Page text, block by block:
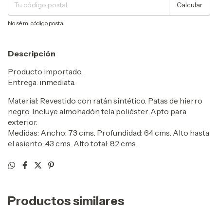
Calcular
No sé mi código postal
Descripción
Producto importado.
Entrega: inmediata.
Material: Revestido con ratán sintético. Patas de hierro
negro. Incluye almohadón tela poliéster. Apto para
exterior.
Medidas: Ancho: 73 cms. Profundidad: 64 cms. Alto hasta
el asiento: 43 cms. Alto total: 82 cms.
Productos similares